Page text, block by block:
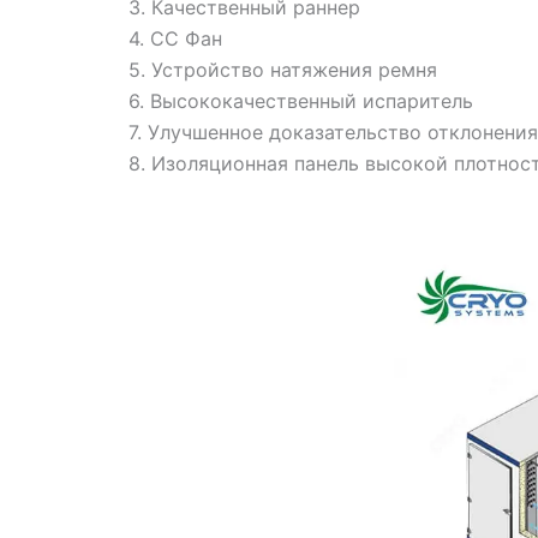
3. Качественный раннер
4. СС Фан
5. Устройство натяжения ремня
6. Высококачественный испаритель
7. Улучшенное доказательство отклонения
8. Изоляционная панель высокой